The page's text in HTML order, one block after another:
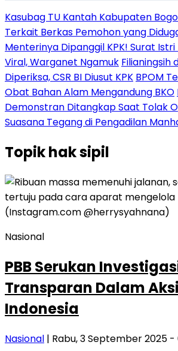
Kasubag TU Kantah Kabupaten
Terkait Berkas Pemohon yang
Menterinya Dipanggil KPK! Surat
Viral, Warganet Ngamuk Filianingsih
Diperiksa, CSR BI Diusut KPK BPOM
Obat Bahan Alam Mengandung BKO
Demonstran Ditangkap Saat Tolak
Suasana Tegang di Pengadilan
Topikhak sipil
Nasional
PBB Serukan
Transparan Dalam
Indonesia
Nasional | Rabu, 3 September 2025 -